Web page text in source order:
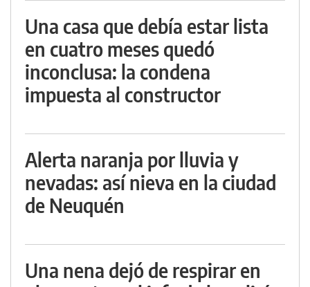
Una casa que debía estar lista
en cuatro meses quedó
inconclusa: la condena
impuesta al constructor
Alerta naranja por lluvia y
nevadas: así nieva en la ciudad
de Neuquén
Una nena dejó de respirar en